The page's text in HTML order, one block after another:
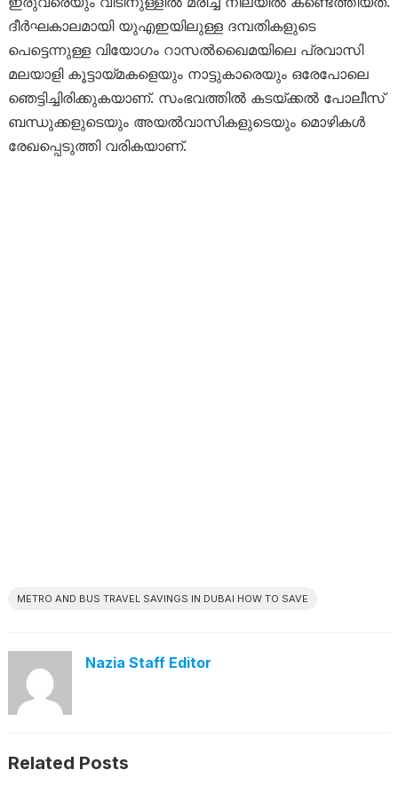
ദീർഘകാലമായി യുഎഇയിലുള്ള ദമ്പതികളുടെ
പെട്ടെന്നുള്ള വിയോഗം റാസൽഖൈമയിലെ പ്രവാസി
മലയാളി കൂട്ടായ്മകളെയും നാട്ടുകാരെയും ഒരേപോലെ
ഞെട്ടിച്ചിരിക്കുകയാണ്. സംഭവത്തിൽ കടയ്ക്കൽ പോലീസ്
ബന്ധുക്കളുടെയും അയൽവാസികളുടെയും മൊഴികൾ
രേഖപ്പെടുത്തി വരികയാണ്.
METRO AND BUS TRAVEL SAVINGS IN DUBAI HOW TO SAVE
Nazia Staff Editor
Related Posts